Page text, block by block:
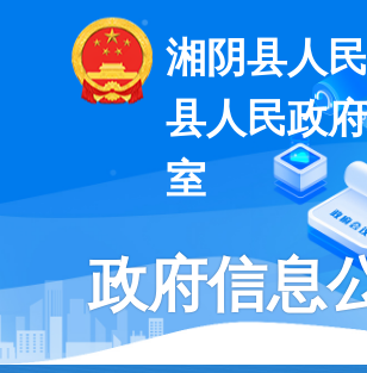
湘阴县人
县人民政
室
政府信息